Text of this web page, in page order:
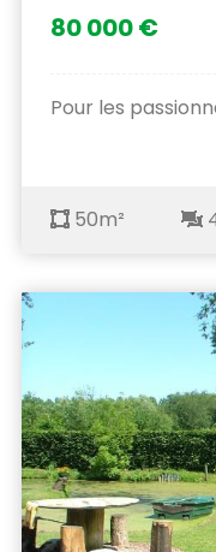
80 000 €
Pour les
50m²